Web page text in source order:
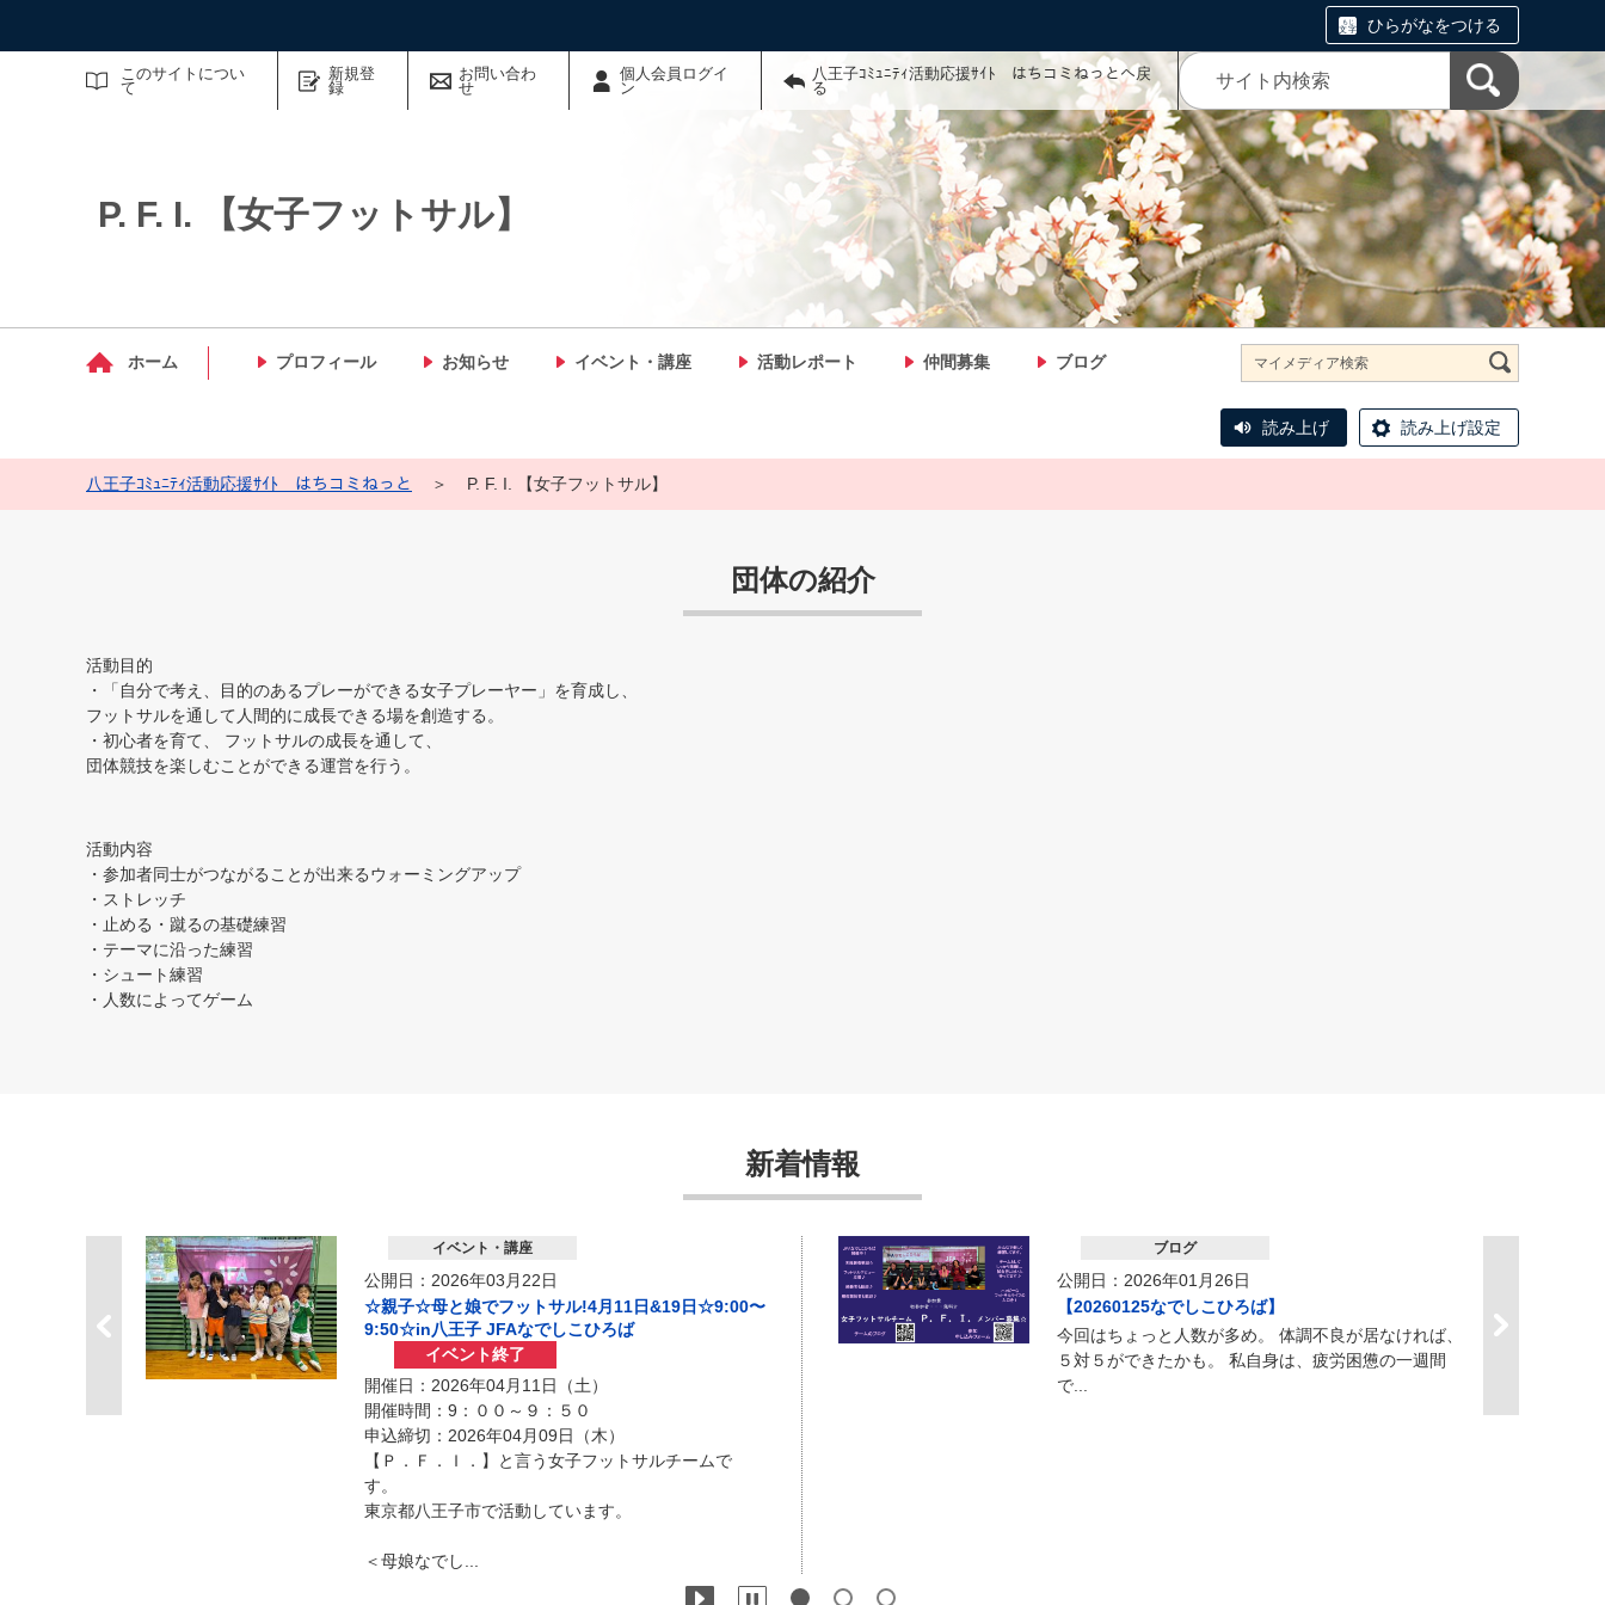
ひらがなをつける
このサイトについ
て
新規登
録
お問い合わ
せ
個人会員ログイ
ン
八王子ｺﾐｭﾆﾃｨ活動応援ｻｲﾄ はちコミねっとへ戻
る
サイト内検索
P. F. I. 【女子フットサル】
ホーム プロフィール お知らせ イベント・講座 活動レポート 仲間募集 ブログ
マイメディア検索
読み上げ 読み上げ設定
八王子ｺﾐｭﾆﾃｨ活動応援ｻｲﾄ はちコミねっと ＞ P. F. I. 【女子フットサル】
団体の紹介
活動目的
・「自分で考え、目的のあるプレーができる女子プレーヤー」を育成し、
フットサルを通して人間的に成長できる場を創造する。
・初心者を育て、 フットサルの成長を通して、
団体競技を楽しむことができる運営を行う。
活動内容
・参加者同士がつながることが出来るウォーミングアップ
・ストレッチ
・止める・蹴るの基礎練習
・テーマに沿った練習
・シュート練習
・人数によってゲーム
新着情報
イベント・講座
公開日：2026年03月22日
☆親子☆母と娘でフットサル!4月11日&19日☆9:00〜
9:50☆in八王子 JFAなでしこひろば
イベント終了
開催日：2026年04月11日（土）
開催時間：9：００～９：５０
申込締切：2026年04月09日（木）
【Ｐ．Ｆ．Ｉ．】と言う女子フットサルチームで
す。
東京都八王子市で活動しています。
＜母娘なでし...
ブログ
公開日：2026年01月26日
【20260125なでしこひろば】
今回はちょっと人数が多め。 体調不良が居なければ、
５対５ができたかも。 私自身は、疲労困憊の一週間
で...